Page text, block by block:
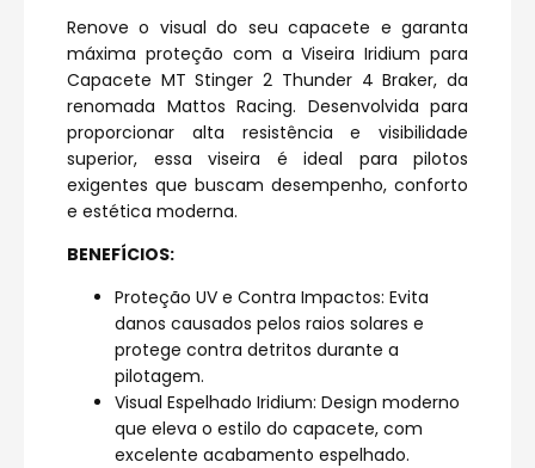
Renove o visual do seu capacete e garanta
máxima proteção com a Viseira Iridium para
Capacete MT Stinger 2 Thunder 4 Braker, da
renomada Mattos Racing. Desenvolvida para
proporcionar alta resistência e visibilidade
superior, essa viseira é ideal para pilotos
exigentes que buscam desempenho, conforto
e estética moderna.
BENEFÍCIOS:
Proteção UV e Contra Impactos: Evita
danos causados pelos raios solares e
protege contra detritos durante a
pilotagem.
Visual Espelhado Iridium: Design moderno
que eleva o estilo do capacete, com
excelente acabamento espelhado.